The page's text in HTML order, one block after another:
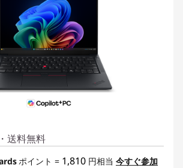
送料無料
ポイント = 1,810 円相当 今すぐ参加